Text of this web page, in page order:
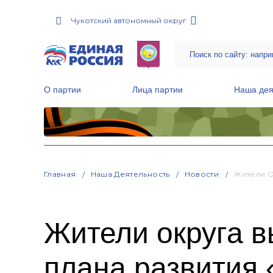
Чукотский автономный округ
О партии Лица партии Наша
Главная Наша Деятельность Новости Жители
Жители округа